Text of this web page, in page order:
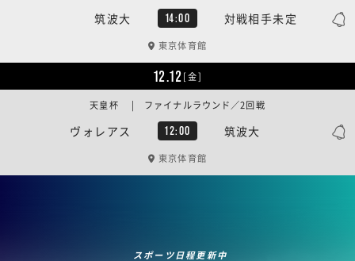
筑波大 14:00 対戦相手未定
東京体育館
12.12[金]
ヴォレアス 12:00 筑波大
天皇杯 | ファイナルラウンド／2回戦
東京体育館
スポーツ日程更新中